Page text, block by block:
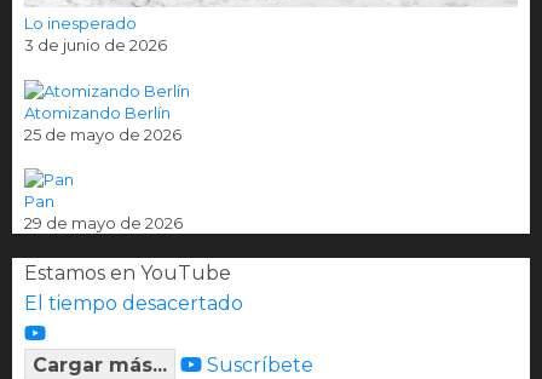
Lo inesperado
3 de junio de 2026
Atomizando Berlín
25 de mayo de 2026
Pan
29 de mayo de 2026
Estamos en YouTube
El tiempo desacertado
Cargar más... Suscríbete